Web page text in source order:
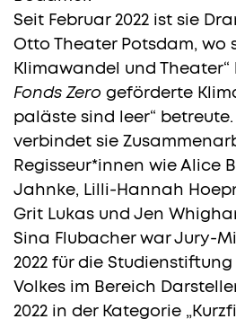
Seit Februar 2022 ist sie
Otto Theater Potsdam, wo
Klimawandel und
Fonds Zero geförderte
paläste sind leer“
verbindet sie
Regisseur*innen wie Alice
Jahnke, Lilli-Hannah
Grit Lukas und Jen
Sina Flubacher war Jury-
2022 für die
Volkes im Bereich
2022 in der Kategorie